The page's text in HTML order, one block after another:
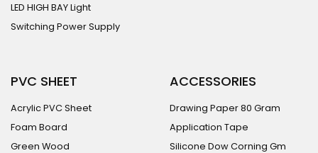
LED HIGH BAY Light
Switching Power Supply
PVC SHEET
Acrylic PVC Sheet
Foam Board
Green Wood
ACCESSORIES
Drawing Paper 80 Gram
Application Tape
Silicone Dow Corning Gm